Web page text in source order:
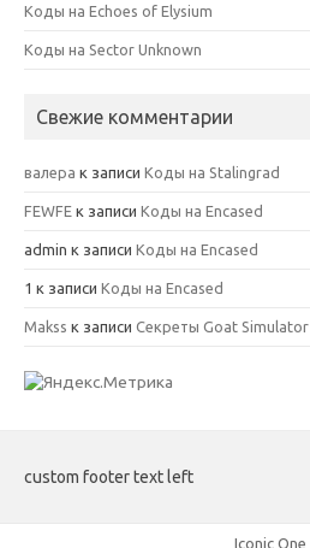
Коды на Echoes of Elysium
Коды на Sector Unknown
Свежие комментарии
валера к записи Коды на Stalingrad
FEWFE к записи Коды на Encased
admin к записи Коды на Encased
1 к записи Коды на Encased
Makss к записи Секреты Goat Simulator
custom footer text left
Iconic One